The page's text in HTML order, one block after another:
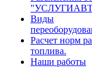
Виды
Расчет норм
топлива.
Наши работы